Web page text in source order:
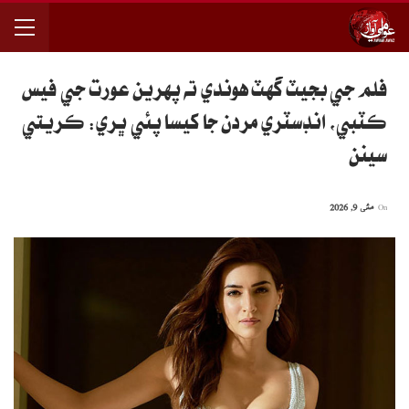
فلم جي بجيٽ گهٽ هوندي ته پهرين عورت جي فيس
ڪٽبي، انڊسٽري مردن جا کيسا پئي ڀري: ڪريتي
سينن
مئی 9, 2026